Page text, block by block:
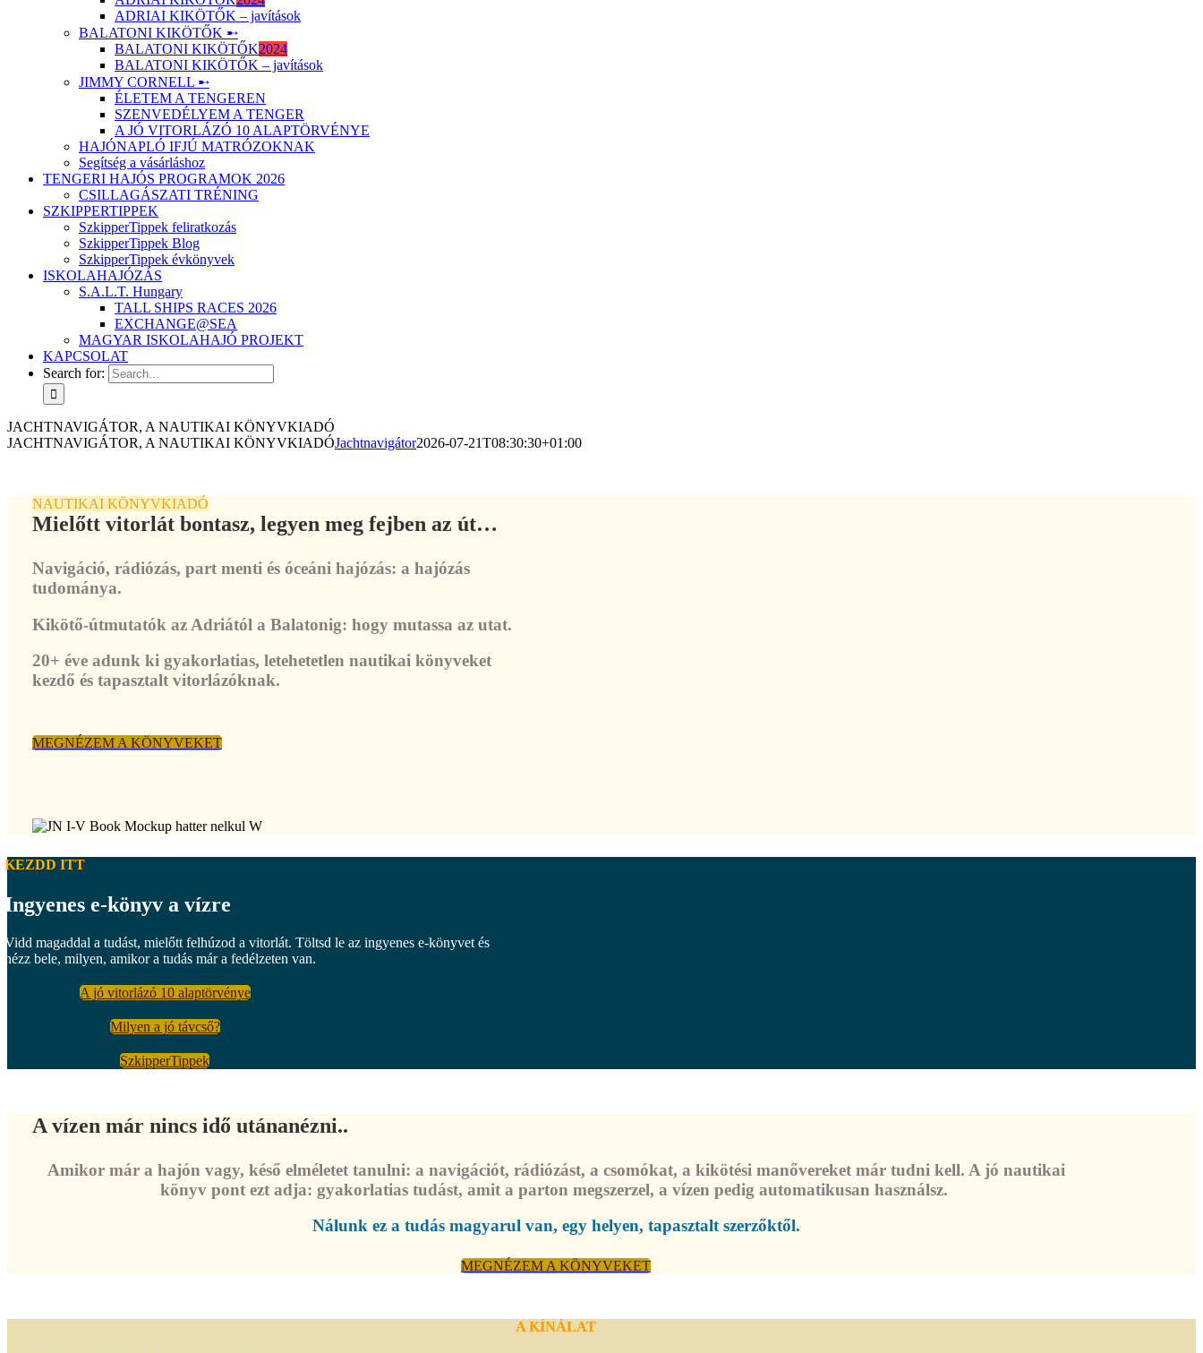
ADRIAI KIKÖTŐK – javítások
BALATONI KIKÖTŐK ➸
BALATONI KIKÖTŐK2024
BALATONI KIKÖTŐK – javítások
JIMMY CORNELL ➸
ÉLETEM A TENGEREN
SZENVEDÉLYEM A TENGER
A JÓ VITORLÁZÓ 10 ALAPTÖRVÉNYE
HAJÓNAPLÓ IFJÚ MATRÓZOKNAK
Segítség a vásárláshoz
TENGERI HAJÓS PROGRAMOK 2026
CSILLAGÁSZATI TRÉNING
SZKIPPERTIPPEK
SzkipperTippek feliratkozás
SzkipperTippek Blog
SzkipperTippek évkönyvek
ISKOLAHAJÓZÁS
S.A.L.T. Hungary
TALL SHIPS RACES 2026
EXCHANGE@SEA
MAGYAR ISKOLAHAJÓ PROJEKT
KAPCSOLAT
Search for:
JACHTNAVIGÁTOR, A NAUTIKAI KÖNYVKIADÓ
JACHTNAVIGÁTOR, A NAUTIKAI KÖNYVKIADÓJachtnavigátor2026-07-21T08:30:30+01:00
NAUTIKAI KÖNYVKIADÓ
Mielőtt vitorlát bontasz, legyen meg fejben az út…
Navigáció, rádiózás, part menti és óceáni hajózás: a hajózás
tudománya.
Kikötő-útmutatók az Adriától a Balatonig: hogy mutassa az utat.
20+ éve adunk ki gyakorlatias, letehetetlen nautikai könyveket
kezdő és tapasztalt vitorlázóknak.
MEGNÉZEM A KÖNYVEKET
KEZDD ITT
Ingyenes e-könyv a vízre
Vidd magaddal a tudást, mielőtt felhúzod a vitorlát. Töltsd le az ingyenes e-könyvet és
nézz bele, milyen, amikor a tudás már a fedélzeten van.
A jó vitorlázó 10 alaptörvénye
Milyen a jó távcső?
SzkipperTippek
A vízen már nincs idő utánanézni..
Amikor már a hajón vagy, késő elméletet tanulni: a navigációt, rádiózást, a csomókat, a kikötési manővereket már tudni kell. A jó nautikai
könyv pont ezt adja: gyakorlatias tudást, amit a parton megszerzel, a vízen pedig automatikusan használsz.
Nálunk ez a tudás magyarul van, egy helyen, tapasztalt szerzőktől.
MEGNÉZEM A KÖNYVEKET
A KÍNÁLAT